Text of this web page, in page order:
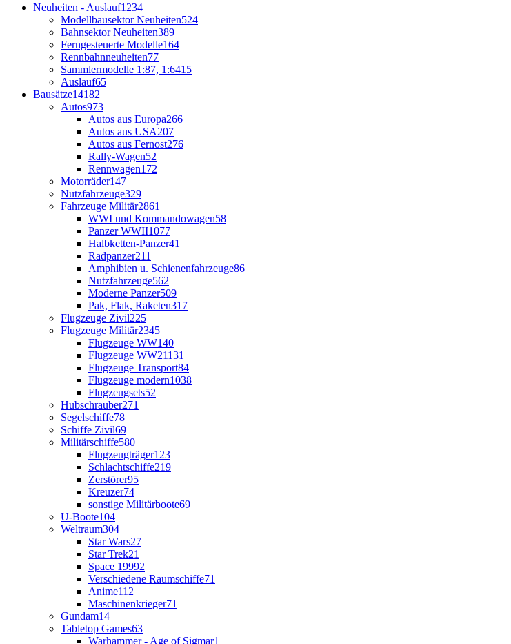
Neuheiten - Auslauf1234
Modellbausektor Neuheiten524
Bahnsektor Neuheiten389
Ferngesteuerte Modelle164
Rennbahnneuheiten77
Sammlermodelle 1:87, 1:6415
Auslauf65
Bausätze14182
Autos973
Autos aus Europa266
Autos aus USA207
Autos aus Fernost276
Rally-Wagen52
Rennwagen172
Motorräder147
Nutzfahrzeuge329
Fahrzeuge Militär2861
WWI und Kommandowagen58
Panzer WWII1077
Halbketten-Panzer41
Radpanzer211
Amphibien u. Schienenfahrzeuge86
Nutzfahrzeuge562
Moderne Panzer509
Pak, Flak, Raketen317
Flugzeuge Zivil225
Flugzeuge Militär2345
Flugzeuge WW140
Flugzeuge WW21131
Flugzeuge Transport84
Flugzeuge modern1038
Flugzeugsets52
Hubschrauber271
Segelschiffe78
Schiffe Zivil69
Militärschiffe580
Flugzeugträger123
Schlachtschiffe219
Zerstörer95
Kreuzer74
sonstige Militärboote69
U-Boote104
Weltraum304
Star Wars27
Star Trek21
Space 19992
Verschiedene Raumschiffe71
Anime112
Maschinenkrieger71
Gundam14
Tabletop Games63
Warhammer - Age of Sigmar1